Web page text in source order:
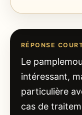
RÉPONSE
Le
intéressant,
particulière
cas de